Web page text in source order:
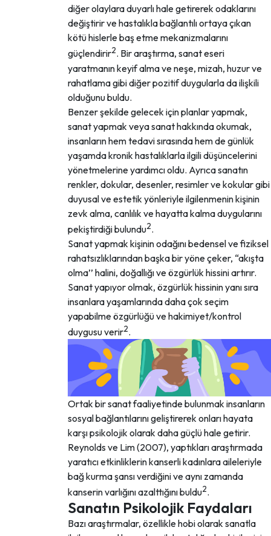
diğer olaylara duyarlı hale getirerek odaklarını
değiştirir ve hastalıkla bağlantılı ortaya çıkan
kötü hislerle baş etme mekanizmalarını
güçlendirir2. Bir araştırma, sanat eseri
yaratmanın keyif alma ve neşe, mizah, huzur ve
rahatlama gibi diğer pozitif duygularla da ilişkili
olduğunu buldu.
Benzer şekilde gelecek için planlar yapmak,
sanat yapmak veya sanat hakkında okumak,
insanların hem tedavi sırasında hem de günlük
yaşamda kronik hastalıklarla ilgili düşüncelerini
yönetmelerine yardımcı oldu. Ayrıca sanatın
renkler, dokular, desenler, resimler ve kokular gibi
duyusal ve estetik yönleriyle ilgilenmenin kişinin
zevk alma, canlılık ve hayatta kalma duygularını
pekiştirdiği bulundu2.
Sanat yapmak kişinin odağını bedensel ve fiziksel
rahatsızlıklarından başka bir yöne çeker, “akışta
olma’’ halini, doğallığı ve özgürlük hissini artırır.
Sanat yapıyor olmak, özgürlük hissinin yanı sıra
insanlara yaşamlarında daha çok seçim
yapabilme özgürlüğü ve hakimiyet/kontrol
duygusu verir2.
Ortak bir sanat faaliyetinde bulunmak insanların
sosyal bağlantılarını geliştirerek onları hayata
karşı psikolojik olarak daha güçlü hale getirir.
Reynolds ve Lim (2007), yaptıkları araştırmada
yaratıcı etkinliklerin kanserli kadınlara aileleriyle
bağ kurma şansı verdiğini ve aynı zamanda
kanserin varlığını azalttığını buldu2.
Sanatın Psikolojik Faydaları
Bazı araştırmalar, özellikle hobi olarak sanatla